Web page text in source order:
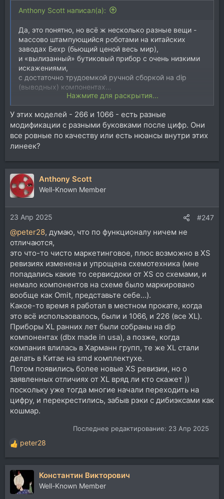
Anthony Scott написал(а):
Да, это понятно, но всё ж несколько разные вещи -
массово штампующийся роботами на китайских
заводах Бехр (бьющий ценой весь мир),
и «вылизанный» бутиковый прибор с очень низкими
искажениями,
с достаточно трудоемкой ручной сборкой на dip
(выводных) компонентах…
ну dbx это как грится совсем на безрыбье,
по адекватности работы и регулировок эти аппараты
вполне адекватные, и их результат более
предсказуем, чем работа алгоритмов компрессии в
mx200;
райдерах артистов,
и Mx200 это ещё большая порча звука нежели 266…
Нажмите для раскрытия...
У этих моделей - 266 и 1066 - есть разные
модификации с разными буковками после цифр. Они
все ровные по качеству или есть нюансы внутри этих
линеек?
Anthony Scott
Well-Known Member
23 Апр 2025 #247
@peter28, думаю, что по функционалу ничем не
отличаются,
это что-то чисто маркетинговое, плюс возможно в XS
ревизиях изменена и упрощена схемотехника (мне
попадались какие то сервисдоки от XS со схемами, и
немало компонентов на схеме было маркировано
вообще как Omit, представьте себе…).
Какое-то время я работал в местном прокате, когда
это всё использовалось, были и 1066, и 226 (все XL).
Приборы XL ранних лет были собраны на dip
компонентах (dbx made in usa), а позже, когда
компания влилась в Харманн групп, те же XL стали
делать в Китае на smd комплектухе.
Потом появились более новые XS ревизии, но о
заявленных отличиях от XL вряд ли кто скажет ))
поскольку уже тогда многие начали переходить на
цифру, и перекрестились, забыв рэки с дибиэксами как
кошмар.
Последнее редактирование: 23 Апр 2025
Р
е
а
ц
и
peter28
Константин Викторович
Well-Known Member